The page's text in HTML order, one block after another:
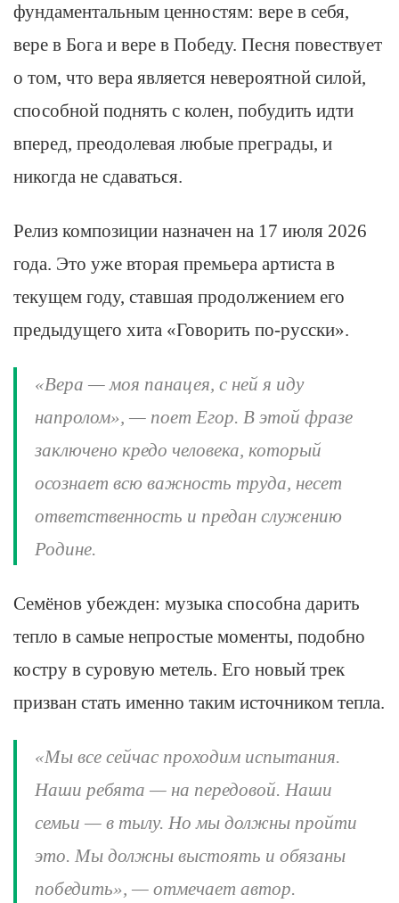
фундаментальным ценностям: вере в себя,
вере в Бога и вере в Победу. Песня повествует
о том, что вера является невероятной силой,
способной поднять с колен, побудить идти
вперед, преодолевая любые преграды, и
никогда не сдаваться.
Релиз композиции назначен на 17 июля 2026
года. Это уже вторая премьера артиста в
текущем году, ставшая продолжением его
предыдущего хита «Говорить по-русски».
«Вера — моя панацея, с ней я иду
напролом», — поет Егор. В этой фразе
заключено кредо человека, который
осознает всю важность труда, несет
ответственность и предан служению
Родине.
Семёнов убежден: музыка способна дарить
тепло в самые непростые моменты, подобно
костру в суровую метель. Его новый трек
призван стать именно таким источником тепла.
«Мы все сейчас проходим испытания.
Наши ребята — на передовой. Наши
семьи — в тылу. Но мы должны пройти
это. Мы должны выстоять и обязаны
победить», — отмечает автор.